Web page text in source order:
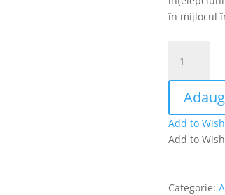
în mijlocul
Femeile
Bibliei-
Femeile
fără
nume
Add to
Add to
Categorie: